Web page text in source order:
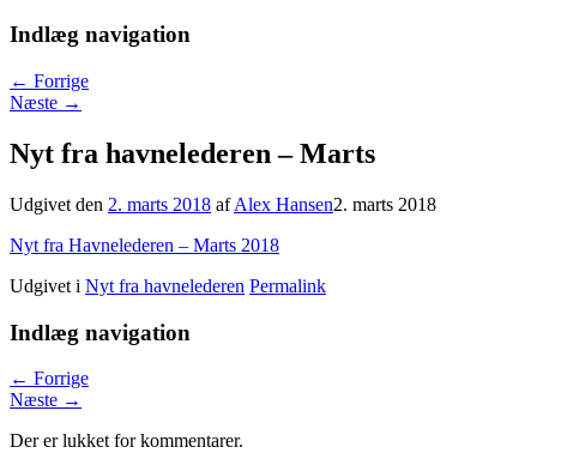
Indlæg navigation
← Forrige
Næste →
Nyt fra havnelederen – Marts
Udgivet den 2. marts 2018 afAlex Hansen2. marts 2018
Nyt fra Havnelederen – Marts 2018
Udgivet i Nyt fra havnelederen Permalink
Indlæg navigation
← Forrige
Næste →
Der er lukket for kommentarer.